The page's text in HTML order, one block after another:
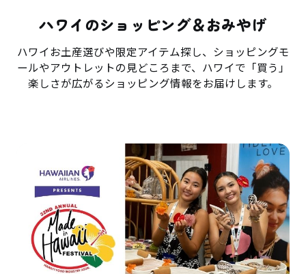
ハワイのショッピング＆おみやげ
ハワイお土産選びや限定アイテム探し、ショッピングモ
ールやアウトレットの見どころまで、ハワイで「買う」
楽しさが広がるショッピング情報をお届けします。